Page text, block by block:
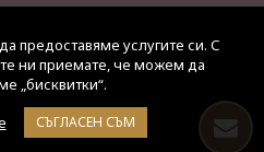
предоставяме услугите си. С
ни приемате, че можем да
„бисквитки“.
СЪГЛАСЕН СЪМ